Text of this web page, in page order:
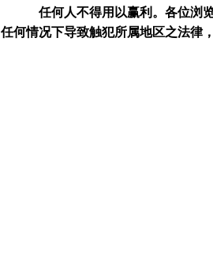
任何人不得用以赢利。 各位浏
任何情况下导致触犯所属地区之法律